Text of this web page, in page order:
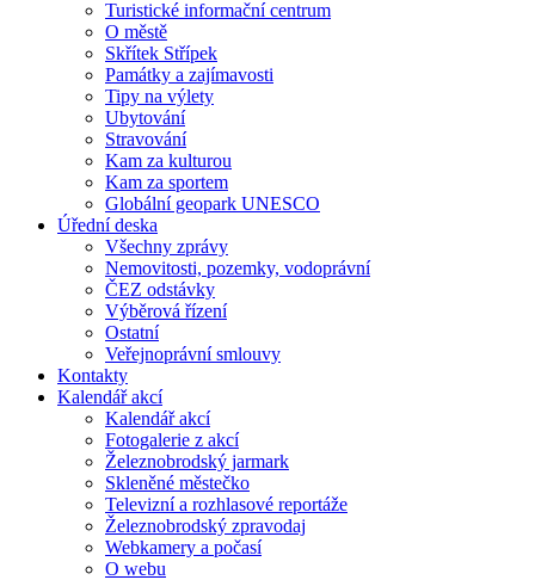
Turistické informační centrum
O městě
Skřítek Střípek
Památky a zajímavosti
Tipy na výlety
Ubytování
Stravování
Kam za kulturou
Kam za sportem
Globální geopark UNESCO
Úřední deska
Všechny zprávy
Nemovitosti, pozemky, vodoprávní
ČEZ odstávky
Výběrová řízení
Ostatní
Veřejnoprávní smlouvy
Kontakty
Kalendář akcí
Kalendář akcí
Fotogalerie z akcí
Železnobrodský jarmark
Skleněné městečko
Televizní a rozhlasové reportáže
Železnobrodský zpravodaj
Webkamery a počasí
O webu